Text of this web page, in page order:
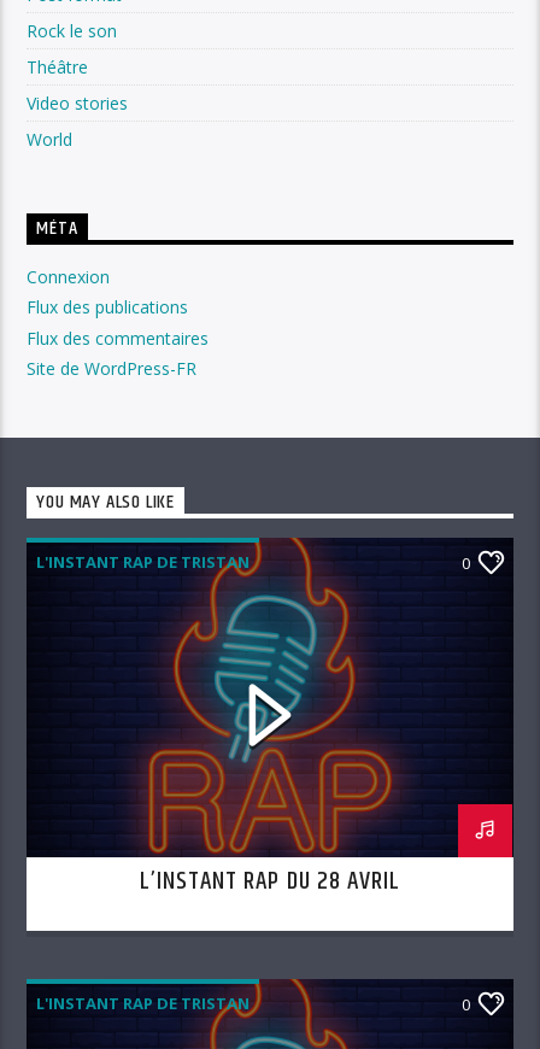
Rock le son
Théâtre
Video stories
World
MÉTA
Connexion
Flux des publications
Flux des commentaires
Site de WordPress-FR
YOU MAY ALSO LIKE
L'INSTANT RAP DE TRISTAN 0
L’INSTANT RAP DU 28 AVRIL
L'INSTANT RAP DE TRISTAN 0